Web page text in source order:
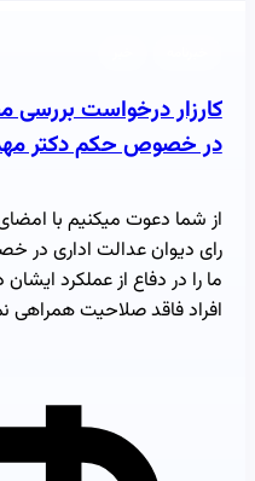
کارزار درخواست بررسی
در خصوص حکم دکتر
از شما دعوت میکنیم با
رای دیوان عدالت اداری در
ما را در دفاع از عملکرد
افراد فاقد صلاحیت همراهی